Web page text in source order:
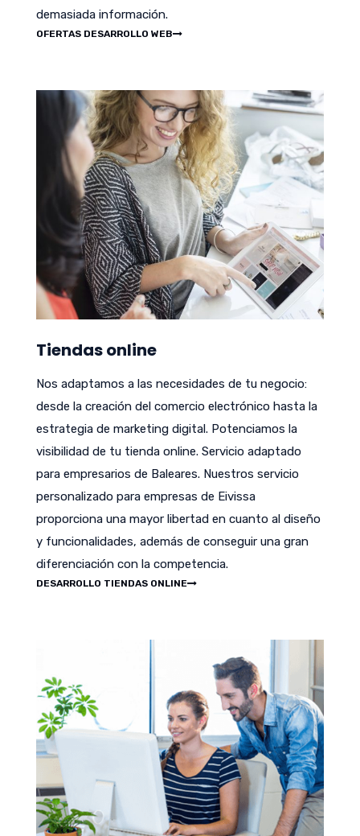
demasiada información.
OFERTAS DESARROLLO WEB
Tiendas online
Nos adaptamos a las necesidades de tu negocio:
desde la creación del comercio electrónico hasta la
estrategia de marketing digital. Potenciamos la
visibilidad de tu tienda online. Servicio adaptado
para empresarios de Baleares. Nuestros servicio
personalizado para empresas de Eivissa
proporciona una mayor libertad en cuanto al diseño
y funcionalidades, además de conseguir una gran
diferenciación con la competencia.
DESARROLLO TIENDAS ONLINE